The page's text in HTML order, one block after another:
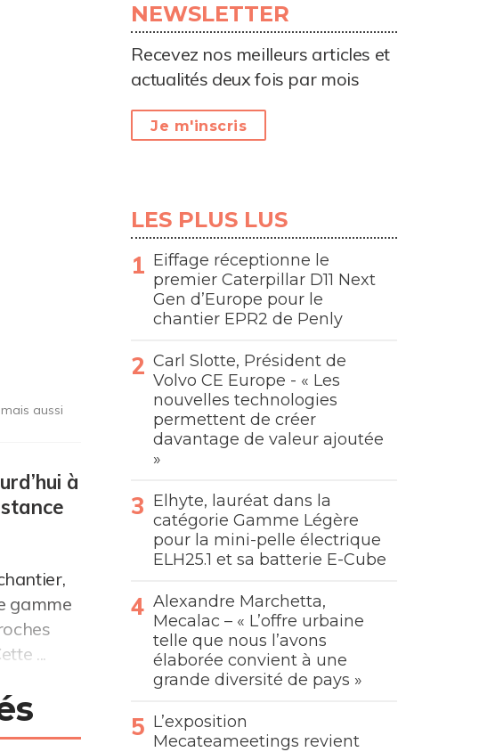
aussi
à
gamme
...
NEWSLETTER
Recevez nos meilleurs articles et
actualités deux fois par mois
Je m'inscris
LES PLUS LUS
Eiffage réceptionne le
premier Caterpillar D11 Next
Gen d’Europe pour le
chantier EPR2 de Penly
Carl Slotte, Président de
Volvo CE Europe - « Les
nouvelles technologies
permettent de créer
davantage de valeur ajoutée
»
Elhyte, lauréat dans la
catégorie Gamme Légère
pour la mini-pelle électrique
ELH25.1 et sa batterie E-Cube
Alexandre Marchetta,
Mecalac – « L’offre urbaine
telle que nous l’avons
élaborée convient à une
grande diversité de pays »
L’exposition
Mecateameetings revient